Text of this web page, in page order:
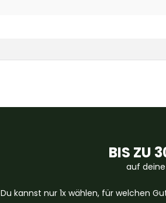
BIS ZU
auf
Du kannst nur 1x wählen, für welchen